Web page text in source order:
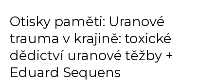
spolupráci
s
h40
a
umprum
Otisky paměti: Uranové
trauma v krajině: toxické
dědictví uranové těžby +
Eduard Sequens